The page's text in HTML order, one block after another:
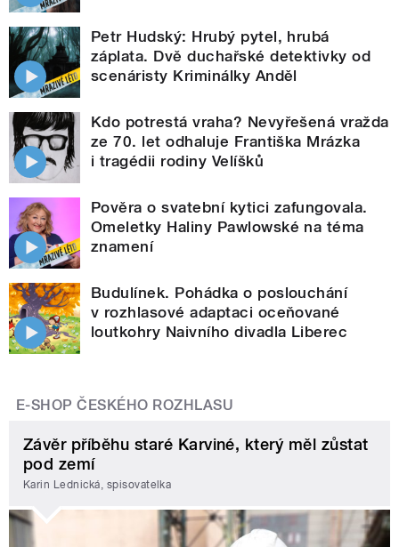
Petr Hudský: Hrubý pytel, hrubá
záplata. Dvě duchařské detektivky od
scenáristy Kriminálky Anděl
Kdo potrestá vraha? Nevyřešená vražda
ze 70. let odhaluje Františka Mrázka
i tragédii rodiny Velíšků
Pověra o svatební kytici zafungovala.
Omeletky Haliny Pawlowské na téma
znamení
Budulínek. Pohádka o poslouchání
v rozhlasové adaptaci oceňované
loutkohry Naivního divadla Liberec
E-SHOP ČESKÉHO ROZHLASU
Závěr příběhu staré Karviné, který měl zůstat
pod zemí
Karin Lednická, spisovatelka